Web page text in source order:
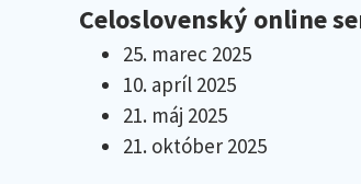
Celoslovenský online
25. marec 2025
10. apríl 2025
21. máj 2025
21. október 2025